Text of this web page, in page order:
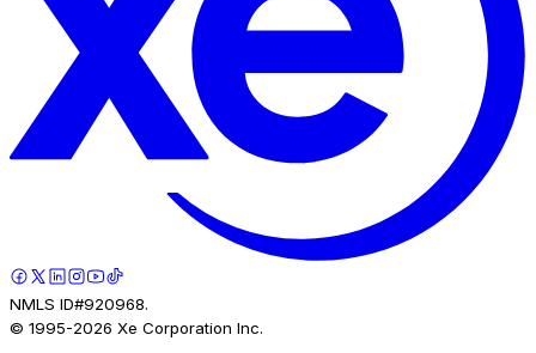
NMLS ID#920968.
© 1995-2026 Xe Corporation Inc.